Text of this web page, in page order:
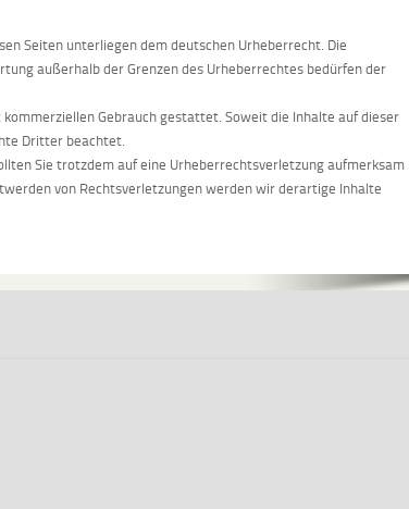
Seiten unterliegen dem deutschen Urheberrecht. Die
außerhalb der Grenzen des Urheberrechtes bedürfen der
Gebrauch gestattet. Soweit die Inhalte auf dieser
Dritter beachtet.
Sie trotzdem auf eine Urheberrechtsverletzung aufmerksam
von Rechtsverletzungen werden wir derartige Inhalte